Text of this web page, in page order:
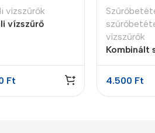
vízszűrők
vízszűrő
Ft
vízszűrők
Kombinált
asztali
(GAC +
4.500 Ft